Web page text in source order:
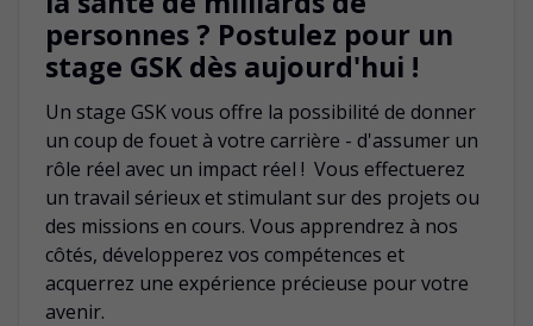
personnes ? Postulez pour un
stage GSK dès aujourd'hui !
Un stage GSK vous offre la possibilité de donner
un coup de fouet à votre carrière - d'assumer un
rôle réel avec un impact réel ! Vous effectuerez
un travail sérieux et stimulant sur des projets ou
des missions en cours. Vous apprendrez à nos
côtés, développerez vos compétences et
acquerrez une expérience précieuse pour votre
avenir.